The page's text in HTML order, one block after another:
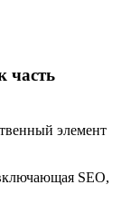
часть
элемент
SEO,